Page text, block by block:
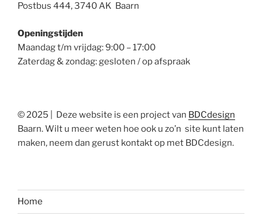
Postbus 444, 3740 AK Baarn
Openingstijden
Maandag t/m vrijdag: 9:00 – 17:00
Zaterdag & zondag: gesloten / op afspraak
© 2025 | Deze website is een project van BDCdesign
Baarn. Wilt u meer weten hoe ook u zo’n site kunt laten
maken, neem dan gerust kontakt op met BDCdesign.
Home